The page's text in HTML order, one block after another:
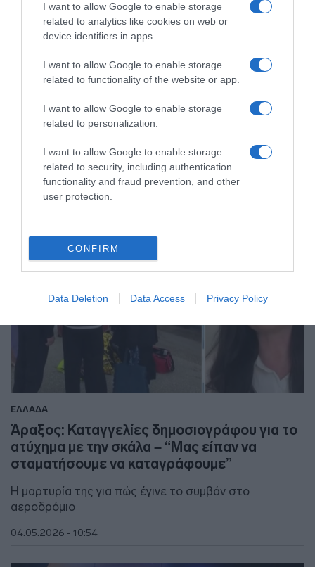
I want to allow Google to enable storage
related to analytics like cookies on web or
device identifiers in apps.
I want to allow Google to enable storage
related to functionality of the website or app.
I want to allow Google to enable storage
related to personalization.
I want to allow Google to enable storage
related to security, including authentication
functionality and fraud prevention, and other
user protection.
CONFIRM
Data Deletion Data Access Privacy Policy
ΕΛΛΑΔΑ
κρούσματα φυματίωσης σε εργάτες γης
09.05.2026 - 17:56
ΕΛΛΑΔΑ
Άραξος: Καταγγελίες δημοσιογράφου για το
ατύχημα με την σκάλα – “Μας είπαν να
σταματήσουμε να καταγράφουμε”
Η μαρτυρία της για πώς έγινε το συμβάν στο
αεροδρόμιο
04.05.2026 - 10:54